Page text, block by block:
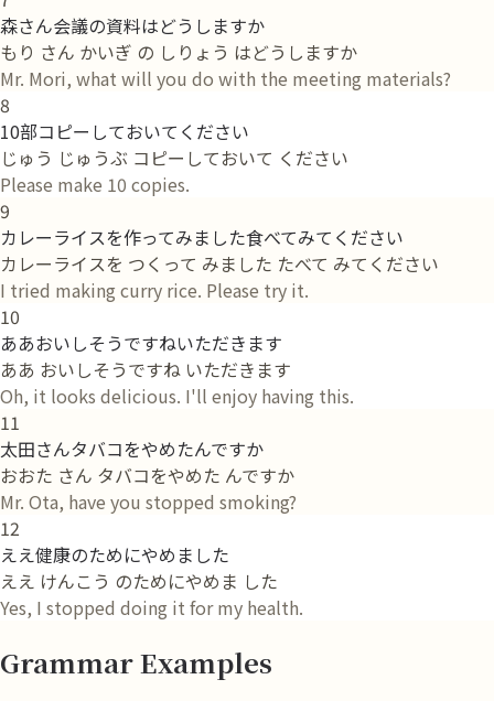
森さん会議の資料はどうしますか
もり さん かいぎ の しりょう はどうしますか
Mr. Mori, what will you do with the meeting materials?
8
10部コピーしておいてください
じゅう じゅうぶ コピーしておいて ください
Please make 10 copies.
9
カレーライスを作ってみました食べてみてください
カレーライスを つくって みました たべて みてください
I tried making curry rice. Please try it.
10
ああおいしそうですねいただきます
ああ おいしそうですね いただきます
Oh, it looks delicious. I'll enjoy having this.
11
太田さんタバコをやめたんですか
おおた さん タバコをやめた んですか
Mr. Ota, have you stopped smoking?
12
ええ健康のためにやめました
ええ けんこう のためにやめま した
Yes, I stopped doing it for my health.
Grammar Examples